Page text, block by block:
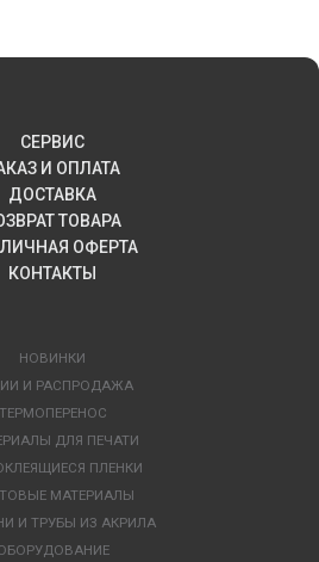
СЕРВИС
И ОПЛАТА
ДОСТАВКА
ТОВАРА
ОФЕРТА
КОНТАКТЫ
НОВИНКИ
И РАСПРОДАЖА
ТЕРМОПЕРЕНОС
ДЛЯ ПЕЧАТИ
ПЛЕНКИ
МАТЕРИАЛЫ
И ТРУБЫ ИЗ АКРИЛА